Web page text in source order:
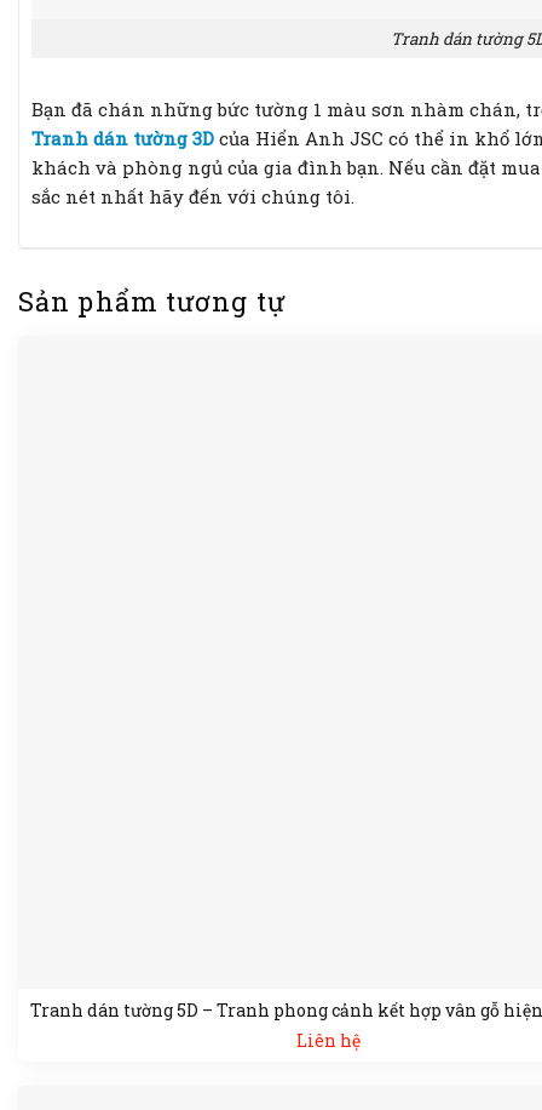
Tranh dán tường
Bạn đã chán những bức tường 1 màu sơn nhàm chán,
Tranh dán tường 3D của Hiển Anh JSC có thể in khổ
khách và phòng ngủ của gia đình bạn. Nếu cần đặt
sắc nét nhất hãy đến với chúng tôi.
Sản phẩm tương tự
Tranh dán tường 5D – Tranh phong cảnh kết hợp vân gỗ
Liên hệ